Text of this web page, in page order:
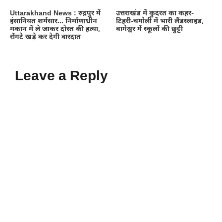
Uttarakhand News : रुद्रपुर में
इंसानियत शर्मसार… निर्माणाधीन
मकान में ले जाकर दोस्त की हत्या,
रोंगटे खड़े कर देगी वारदात
उत्तराखंड में कुदरत का कहर-
टिहरी-चमोली में भारी लैंडस्लाइड,
बागेश्वर में स्कूलों की छुट्टी
Leave a Reply